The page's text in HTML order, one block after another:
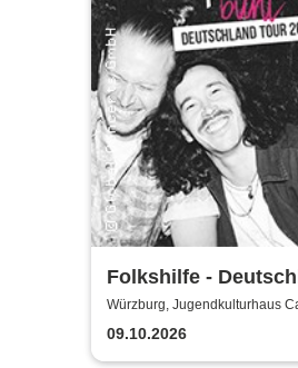
Folkshilfe -
2026/2027
Würzburg, Jugendkulturhaus
09.10.2026